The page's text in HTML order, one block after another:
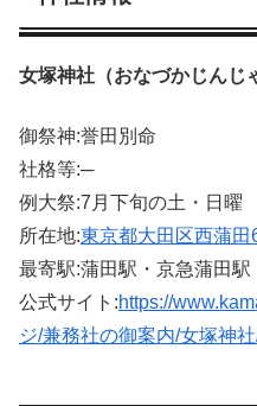
女塚神社（おなづかじんじ
御祭神:誉田別命
社格等:─
例大祭:7月下旬の土・日曜
所在地:東京都大田区西蒲田
最寄駅:蒲田駅・京急蒲田駅
公式サイト:https://
ジ/兼務社の御案内/女塚神